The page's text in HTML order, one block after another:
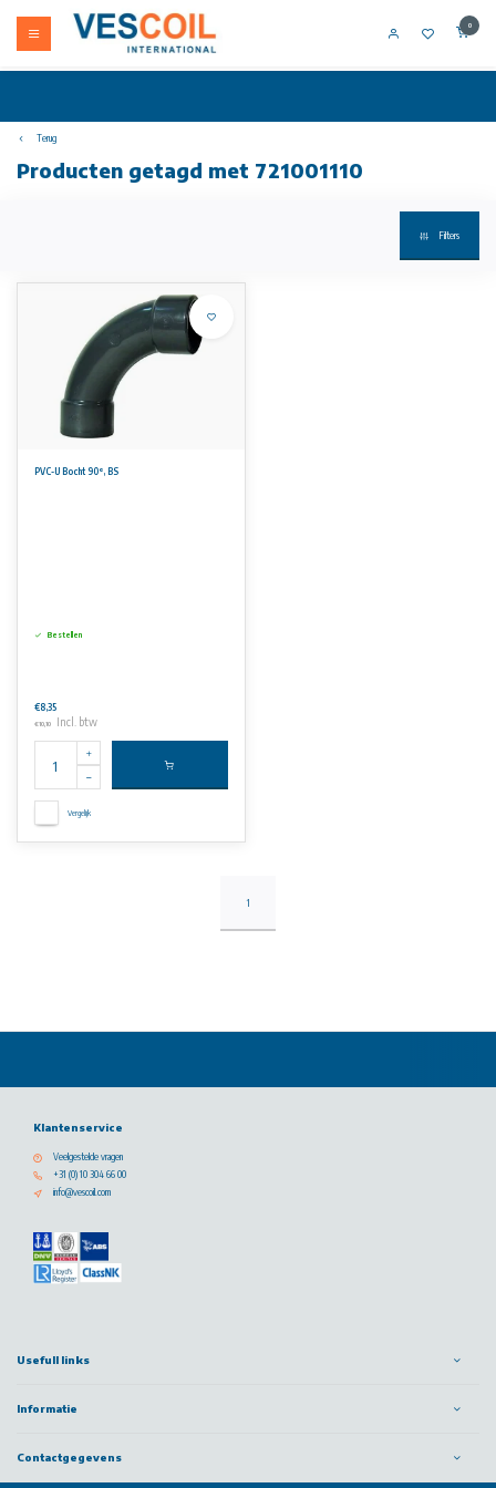
0
Terug
Producten getagd met 721001110
Filters
PVC-U Bocht 90°, BS
Bestellen
€8,35
€10,10 Incl. btw
Vergelijk
1
Klantenservice
Veelgestelde vragen
+31 (0) 10 304 66 00
info@vescoil.com
Usefull links
Informatie
Contactgegevens